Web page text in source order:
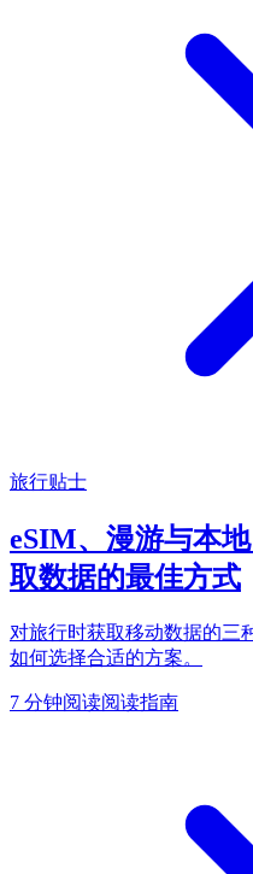
旅行贴士
eSIM、漫游与本
取数据的最佳方式
对旅行时获取移动数据的三
如何选择合适的方案。
7 分钟阅读阅读指南